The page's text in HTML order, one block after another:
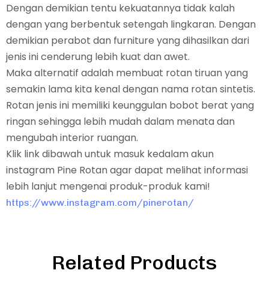
Dengan demikian tentu kekuatannya tidak kalah
dengan yang berbentuk setengah lingkaran. Dengan
demikian perabot dan furniture yang dihasilkan dari
jenis ini cenderung lebih kuat dan awet.
Maka alternatif adalah membuat rotan tiruan yang
semakin lama kita kenal dengan nama rotan sintetis.
Rotan jenis ini memiliki keunggulan bobot berat yang
ringan sehingga lebih mudah dalam menata dan
mengubah interior ruangan.
Klik link dibawah untuk masuk kedalam akun
instagram Pine Rotan agar dapat melihat informasi
lebih lanjut mengenai produk-produk kami!
https://www.instagram.com/pinerotan/
Related Products